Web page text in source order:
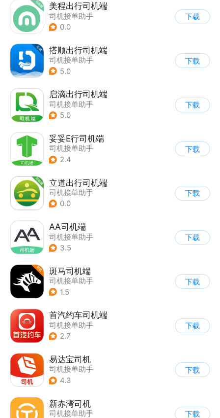
美程出行司机端
司机接单助手
0.0
下载
搭顺出行司机端
司机接单助手
5.0
下载
启滴出行司机端
司机接单助手
5.0
下载
妥妥E行司机端
司机接单助手
2.4
下载
立道出行司机端
司机接单助手
0.0
下载
AA司机端
司机接单助手
3.5
下载
斑马司机端
司机接单助手
1.5
下载
首汽约车司机端
司机接单助手
2.7
下载
易达宝司机
司机接单助手
4.3
下载
新赤湾司机
司机接单助手
下载